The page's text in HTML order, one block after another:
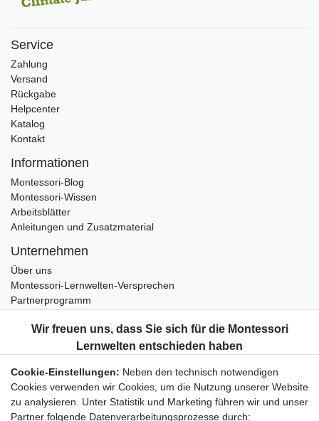
Service
Zahlung
Versand
Rückgabe
Helpcenter
Katalog
Kontakt
Informationen
Montessori-Blog
Montessori-Wissen
Arbeitsblätter
Anleitungen und Zusatzmaterial
Unternehmen
Über uns
Montessori-Lernwelten-Versprechen
Partnerprogramm
Bestellung widerrufen
Datenschutzerklärung
AGB
Impressum
Cookie-Einstellungen: Neben den technisch notwendigen
Cookies verwenden wir Cookies, um die Nutzung unserer Website
zu analysieren. Unter Statistik und Marketing führen wir und unser
Partner folgende Datenverarbeitungsprozesse durch: